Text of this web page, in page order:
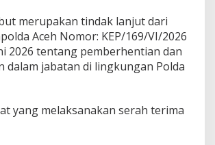
a
b
a
t
U
m
merupakan tindak lanjut dari
Aceh Nomor: KEP/169/VI/2026
2026 tentang pemberhentian dan
dalam jabatan di lingkungan Polda
yang melaksanakan serah terima